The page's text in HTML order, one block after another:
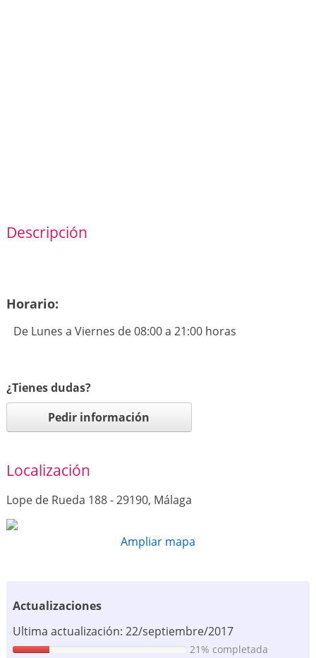
Descripción
Horario:
De Lunes a Viernes de 08:00 a 21:00 horas
¿Tienes dudas?
Pedir información
Localización
Lope de Rueda 188 - 29190, Málaga
Ampliar mapa
Actualizaciones
Ultima actualización: 22/septiembre/2017
21% completada